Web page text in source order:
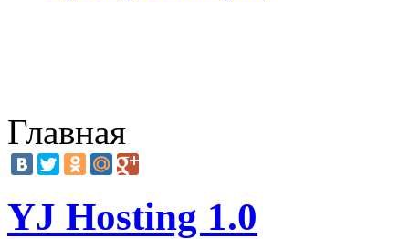
Главная
YJ Hosting 1.0